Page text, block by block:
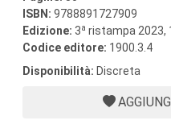
ISBN: 9788891727909
Edizione: 3a ristampa 2023,
Codice editore: 1900.3.4
Disponibilità: Discreta